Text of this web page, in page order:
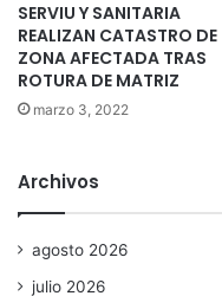
SERVIU Y SANITARIA
REALIZAN CATASTRO DE
ZONA AFECTADA TRAS
ROTURA DE MATRIZ
marzo 3, 2022
Archivos
agosto 2026
julio 2026